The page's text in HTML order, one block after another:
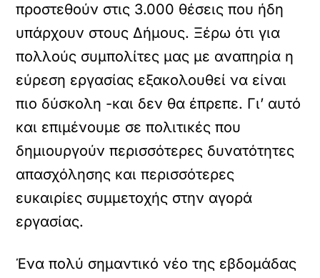
προστεθούν στις 3.000 θέσεις που ήδη
υπάρχουν στους Δήμους. Ξέρω ότι για
πολλούς συμπολίτες μας με αναπηρία η
εύρεση εργασίας εξακολουθεί να είναι
πιο δύσκολη -και δεν θα έπρεπε. Γι’ αυτό
και επιμένουμε σε πολιτικές που
δημιουργούν περισσότερες δυνατότητες
απασχόλησης και περισσότερες
ευκαιρίες συμμετοχής στην αγορά
εργασίας.
Ένα πολύ σημαντικό νέο της εβδομάδας